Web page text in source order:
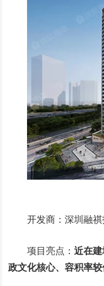
开发商：深圳融
项目亮点：近在
政文化核心、容积率